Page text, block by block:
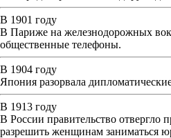
В 1901 году
В Париже на железнодорожных
общественные телефоны.
В 1904 году
Япония разорвала
В 1913 году
В России правительство отвергло
разрешить женщинам заниматься